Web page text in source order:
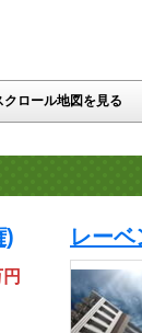
クロール地図を見る
) レー